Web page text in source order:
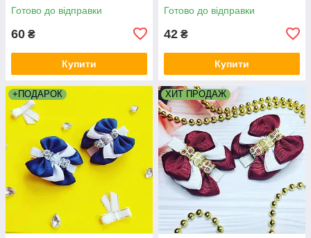
Готово до відправки
60 ₴
Купити
Готово до відправки
42 ₴
Купити
+ПОДАРОК ХИТ ПРОДАЖ